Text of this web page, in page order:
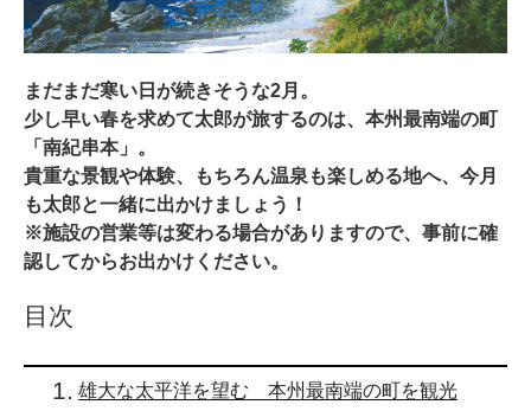
まだまだ寒い日が続きそうな2月。
少し早い春を求めて太郎が旅するのは、本州最南端の町
「南紀串本」。
貴重な景観や体験、もちろん温泉も楽しめる地へ、今月
も太郎と一緒に出かけましょう！
※施設の営業等は変わる場合がありますので、事前に確
認してからお出かけください。
目次
雄大な太平洋を望む 本州最南端の町を観光